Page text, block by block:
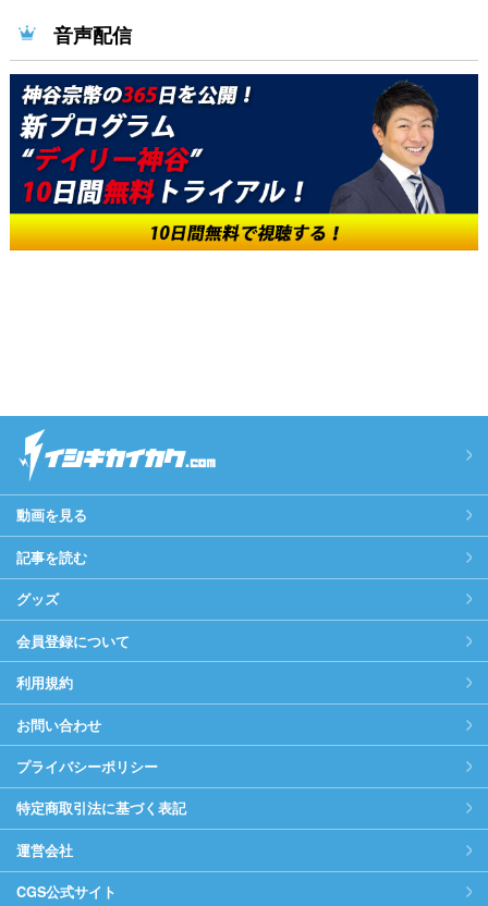
音声配信
動画を見る
記事を読む
グッズ
会員登録について
利用規約
お問い合わせ
プライバシーポリシー
特定商取引法に基づく表記
運営会社
CGS公式サイト